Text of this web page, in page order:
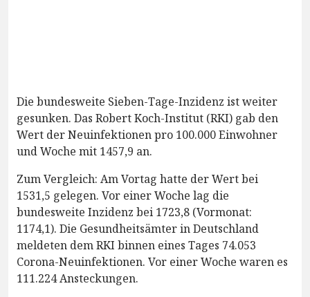
Die bundesweite Sieben-Tage-Inzidenz ist weiter
gesunken. Das Robert Koch-Institut (RKI) gab den
Wert der Neuinfektionen pro 100.000 Einwohner
und Woche mit 1457,9 an.
Zum Vergleich: Am Vortag hatte der Wert bei
1531,5 gelegen. Vor einer Woche lag die
bundesweite Inzidenz bei 1723,8 (Vormonat:
1174,1). Die Gesundheitsämter in Deutschland
meldeten dem RKI binnen eines Tages 74.053
Corona-Neuinfektionen. Vor einer Woche waren es
111.224 Ansteckungen.